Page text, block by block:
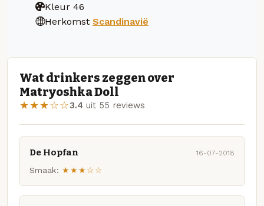
Kleur 46
Herkomst Scandinavië
Wat drinkers zeggen over
Matryoshka Doll
★★★☆☆3.4 uit 55 reviews
De Hopfan 16-07-2018
Smaak: ★★★☆☆